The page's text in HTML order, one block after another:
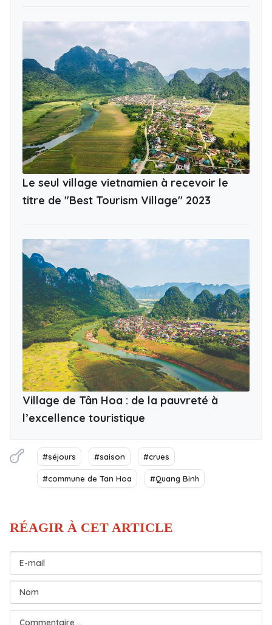
Le seul village vietnamien à recevoir le
titre de "Best Tourism Village" 2023
Village de Tân Hoa : de la pauvreté à
l’excellence touristique
#séjours #saison #crues
#commune de Tan Hoa #Quang Binh